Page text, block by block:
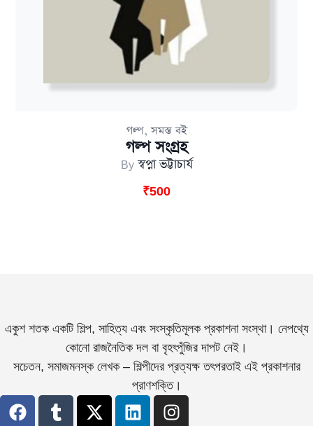
গল্প,সমস্ত বই
গল্প সংগ্রহ
By স্বপ্না ভট্টাচার্য
₹500
একুশ শতক একটি শিল্প, সাহিত্য এবং সংস্কৃতিমূলক প্রকাশনা সংস্থা। নেপথ্যে
কোনো রাজনৈতিক দল বা বৃহৎপুঁজির দাপট নেই।
সচেতন, সমাজমনস্ক লেখক – শিল্পীদের প্রত্যক্ষ তৎপরতাই এই প্রকাশনার
প্রাণশক্তি।